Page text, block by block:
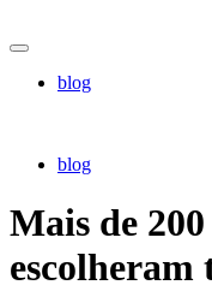
blog
blog
Mais de
escolheram